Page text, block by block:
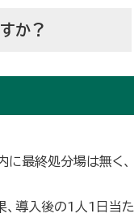
か？
最終処分場は無く、
、導入後の1人1日当た